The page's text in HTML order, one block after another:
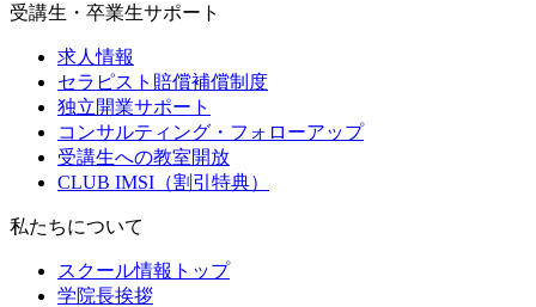
受講生・卒業生サポート
求人情報
セラピスト賠償補償制度
独立開業サポート
コンサルティング・フォローアップ
受講生への教室開放
CLUB IMSI（割引特典）
私たちについて
スクール情報トップ
学院長挨拶